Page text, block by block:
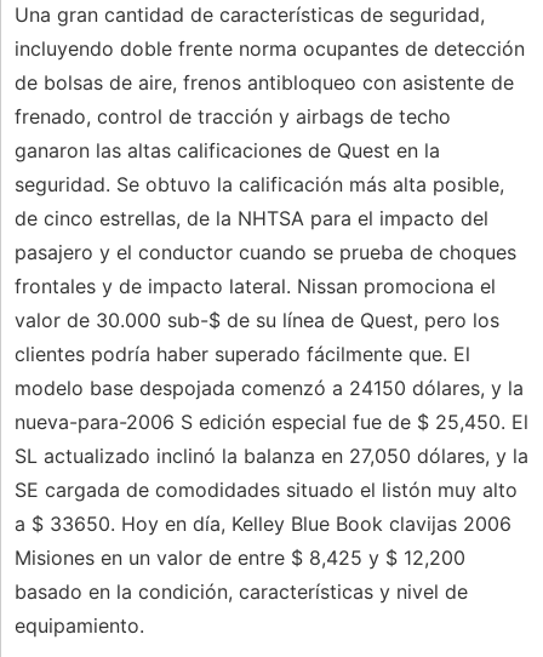
Una gran cantidad de características de seguridad,
incluyendo doble frente norma ocupantes de detección
de bolsas de aire, frenos antibloqueo con asistente de
frenado, control de tracción y airbags de techo
ganaron las altas calificaciones de Quest en la
seguridad. Se obtuvo la calificación más alta posible,
de cinco estrellas, de la NHTSA para el impacto del
pasajero y el conductor cuando se prueba de choques
frontales y de impacto lateral. Nissan promociona el
valor de 30.000 sub-$ de su línea de Quest, pero los
clientes podría haber superado fácilmente que. El
modelo base despojada comenzó a 24150 dólares, y la
nueva-para-2006 S edición especial fue de $ 25,450. El
SL actualizado inclinó la balanza en 27,050 dólares, y la
SE cargada de comodidades situado el listón muy alto
a $ 33650. Hoy en día, Kelley Blue Book clavijas 2006
Misiones en un valor de entre $ 8,425 y $ 12,200
basado en la condición, características y nivel de
equipamiento.